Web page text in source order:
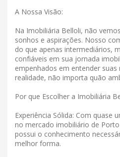
A Nossa Visão:
Na Imobiliária Belloli, não
sonhos e aspirações. Nosso
do que apenas intermediários,
confiáveis ​​em sua jornada
empenhados em entender
realidade, não importa quão
Por que Escolher a Imobiliária
Experiência Sólida: Com quase
no mercado imobiliário de
possui o conhecimento
melhor forma.